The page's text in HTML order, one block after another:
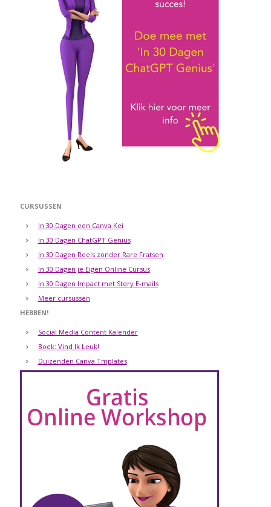
CURSUSSEN
In 30 Dagen een Canva Kei
In 30 Dagen ChatGPT Genius
In 30 Dagen Reels zonder Rare Fratsen
In 30 Dagen je Eigen Online Cursus
In 30 Dagen Impact met Story E-mails
Meer cursussen
HEBBEN!
Social Media Content Kalender
Boek: Vind Ik Leuk!
Duizenden Canva Tmplates